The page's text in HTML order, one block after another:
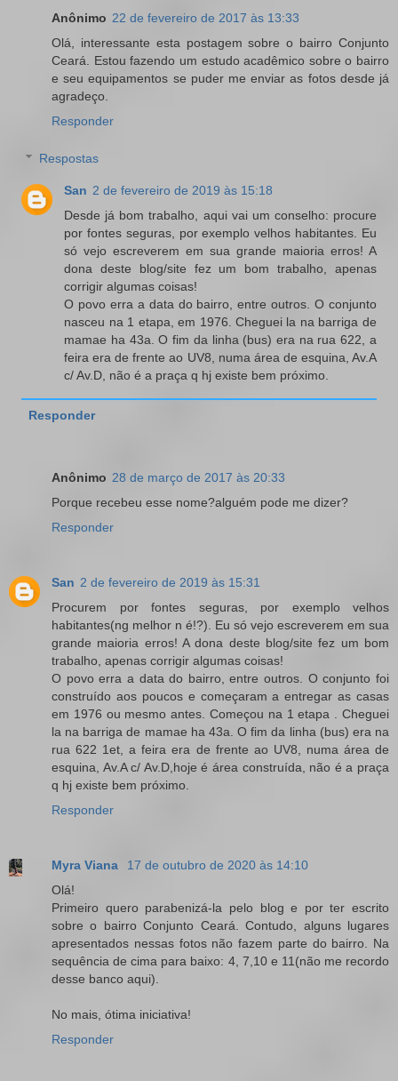
Anônimo 22 de fevereiro de 2017 às 13:33
Olá, interessante esta postagem sobre o bairro Conjunto
Ceará. Estou fazendo um estudo acadêmico sobre o bairro
e seu equipamentos se puder me enviar as fotos desde já
agradeço.
Responder
Respostas
San 2 de fevereiro de 2019 às 15:18
Desde já bom trabalho, aqui vai um conselho: procure
por fontes seguras, por exemplo velhos habitantes. Eu
só vejo escreverem em sua grande maioria erros! A
dona deste blog/site fez um bom trabalho, apenas
corrigir algumas coisas!
O povo erra a data do bairro, entre outros. O conjunto
nasceu na 1 etapa, em 1976. Cheguei la na barriga de
mamae ha 43a. O fim da linha (bus) era na rua 622, a
feira era de frente ao UV8, numa área de esquina, Av.A
c/ Av.D, não é a praça q hj existe bem próximo.
Responder
Anônimo 28 de março de 2017 às 20:33
Porque recebeu esse nome?alguém pode me dizer?
Responder
San 2 de fevereiro de 2019 às 15:31
Procurem por fontes seguras, por exemplo velhos
habitantes(ng melhor n é!?). Eu só vejo escreverem em sua
grande maioria erros! A dona deste blog/site fez um bom
trabalho, apenas corrigir algumas coisas!
O povo erra a data do bairro, entre outros. O conjunto foi
construído aos poucos e começaram a entregar as casas
em 1976 ou mesmo antes. Começou na 1 etapa . Cheguei
la na barriga de mamae ha 43a. O fim da linha (bus) era na
rua 622 1et, a feira era de frente ao UV8, numa área de
esquina, Av.A c/ Av.D,hoje é área construída, não é a praça
q hj existe bem próximo.
Responder
Myra Viana
17 de outubro de 2020 às 14:10
Olá!
Primeiro quero parabenizá-la pelo blog e por ter escrito
sobre o bairro Conjunto Ceará. Contudo, alguns lugares
apresentados nessas fotos não fazem parte do bairro. Na
sequência de cima para baixo: 4, 7,10 e 11(não me recordo
desse banco aqui).
No mais, ótima iniciativa!
Responder